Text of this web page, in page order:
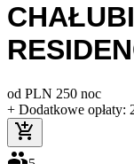
od PLN 250 noc
+ Dodatkowe opłaty: